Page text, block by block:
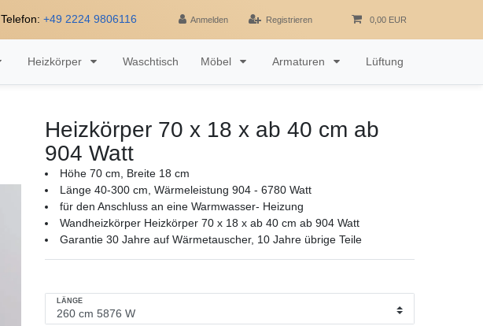
Telefon: +49 2224 9806116 Anmelden Registrieren 0,00 EUR
Heizkörper Waschtisch Möbel Armaturen Lüftung
Heizkörper 70 x 18 x ab 40 cm ab
904 Watt
Höhe 70 cm, Breite 18 cm
Länge 40-300 cm, Wärmeleistung 904 - 6780 Watt
für den Anschluss an eine Warmwasser- Heizung
Wandheizkörper Heizkörper 70 x 18 x ab 40 cm ab 904 Watt
Garantie 30 Jahre auf Wärmetauscher, 10 Jahre übrige Teile
LÄNGE